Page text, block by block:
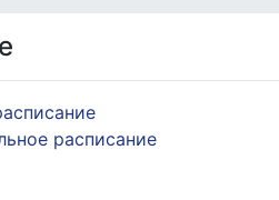
расписание